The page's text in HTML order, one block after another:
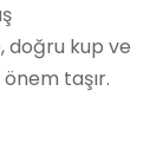
doğru kup ve
taşır.